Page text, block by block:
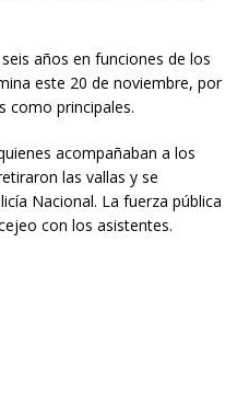
años en funciones de los
este 20 de noviembre, por
como principales.
acompañaban a los
las vallas y se
Nacional. La fuerza pública
con los asistentes.